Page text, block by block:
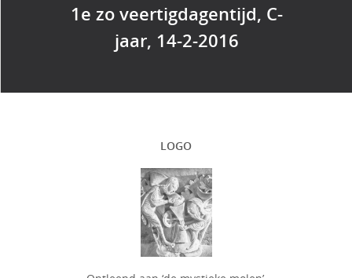
1e zo veertigdagentijd, C-
jaar, 14-2-2016
LOGO